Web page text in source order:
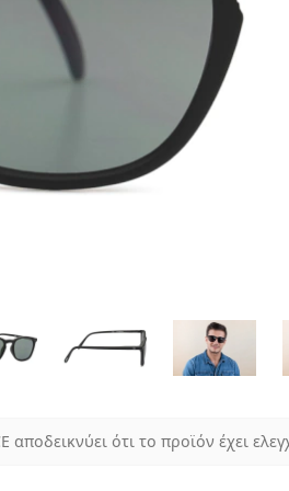
σκελετού
51 mm
Μήκος φακού
Μήκος
αποδεικνύει ότι το προϊόν έχει